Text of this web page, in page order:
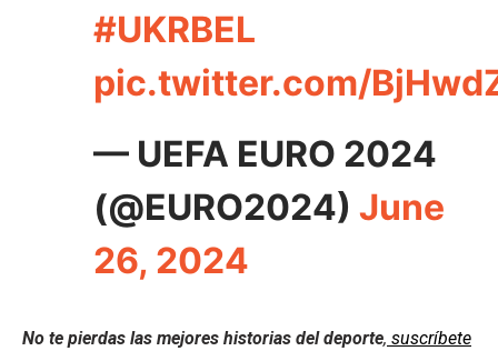
#UKRBEL
pic.twitter.com/
— UEFA EURO 2024
(@EURO2024) June
26, 2024
No te pierdas las mejores historias del deporte, suscríbete